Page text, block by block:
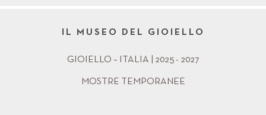
IL MUSEO DEL GIOIELLO
GIOIELLO – ITALIA | 2025 - 2027
MOSTRE TEMPORANEE